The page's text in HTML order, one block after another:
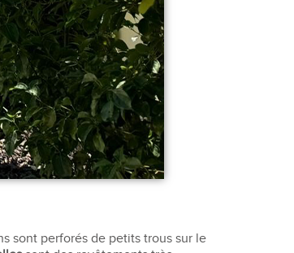
sont perforés de petits trous sur le